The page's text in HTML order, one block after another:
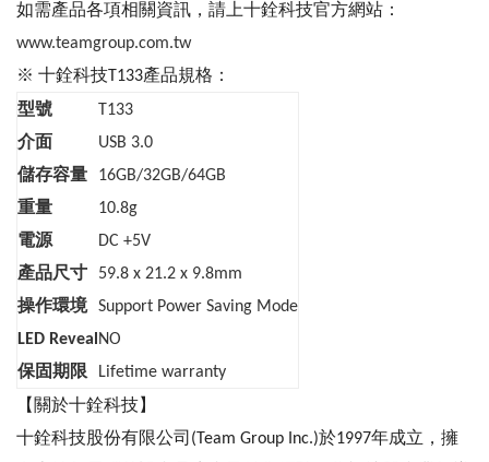
如需產品各項相關資訊，請上十銓科技官方網站：
www.teamgroup.com.tw
※ 十銓科技T133產品規格：
型號
T133
介面
USB 3.0
儲存容量
16GB/32GB/64GB
重量
10.8g
電源
DC +5V
產品尺寸
59.8 x 21.2 x 9.8mm
操作環境
Support Power Saving Mode
LED Reveal NO
保固期限
Lifetime warranty
【關於十銓科技】
十銓科技股份有限公司(Team Group Inc.)於1997年成立，擁